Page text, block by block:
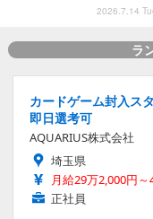
2026.7.14
ラ
カードゲーム封入ス
即日選考可
AQUARIUS株式会社
埼玉県
月給29万2,000円～
正社員